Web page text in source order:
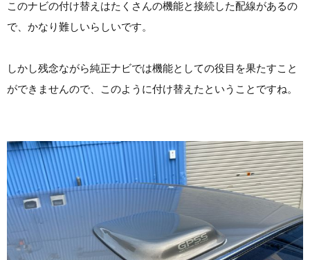
このナビの付け替えはたくさんの機能と接続した配線があるの
で、かなり難しいらしいです。
しかし残念ながら純正ナビでは機能としての役目を果たすこと
ができませんので、このように付け替えたということですね。